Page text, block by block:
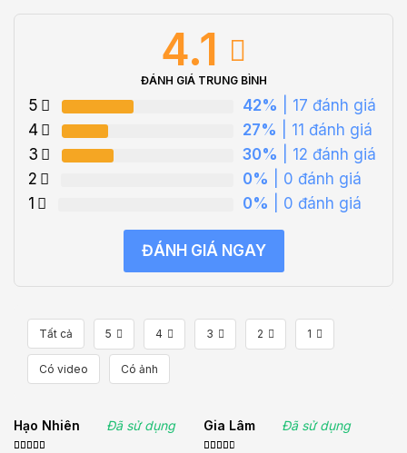
4.1
ĐÁNH GIÁ TRUNG BÌNH
5 42% | 17 đánh giá
4
27% | 11 đánh giá
3
30% | 12 đánh giá
2
0% | 0 đánh giá
1
0% | 0 đánh giá
ĐÁNH GIÁ NGAY
Tất cả 5 4 3 2 1
Có video Có ảnh
Hạo Nhiên Đã sử dụng Gia Lâm Đã sử dụng